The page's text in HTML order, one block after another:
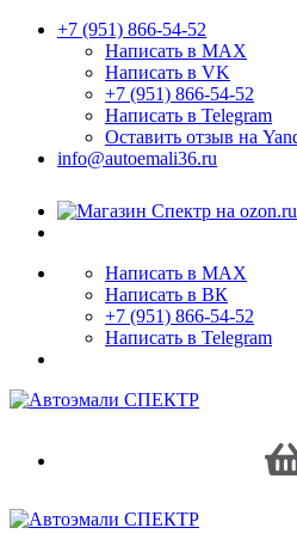
+7 (951) 866-54-52
Написать в MAX
Написать в VK
+7 (951) 866-54-52
Написать в Telegram
Оставить отзыв на
info@autoemali36.ru
Написать в MAX
Написать в ВК
+7 (951) 866-54-52
Написать в Telegram